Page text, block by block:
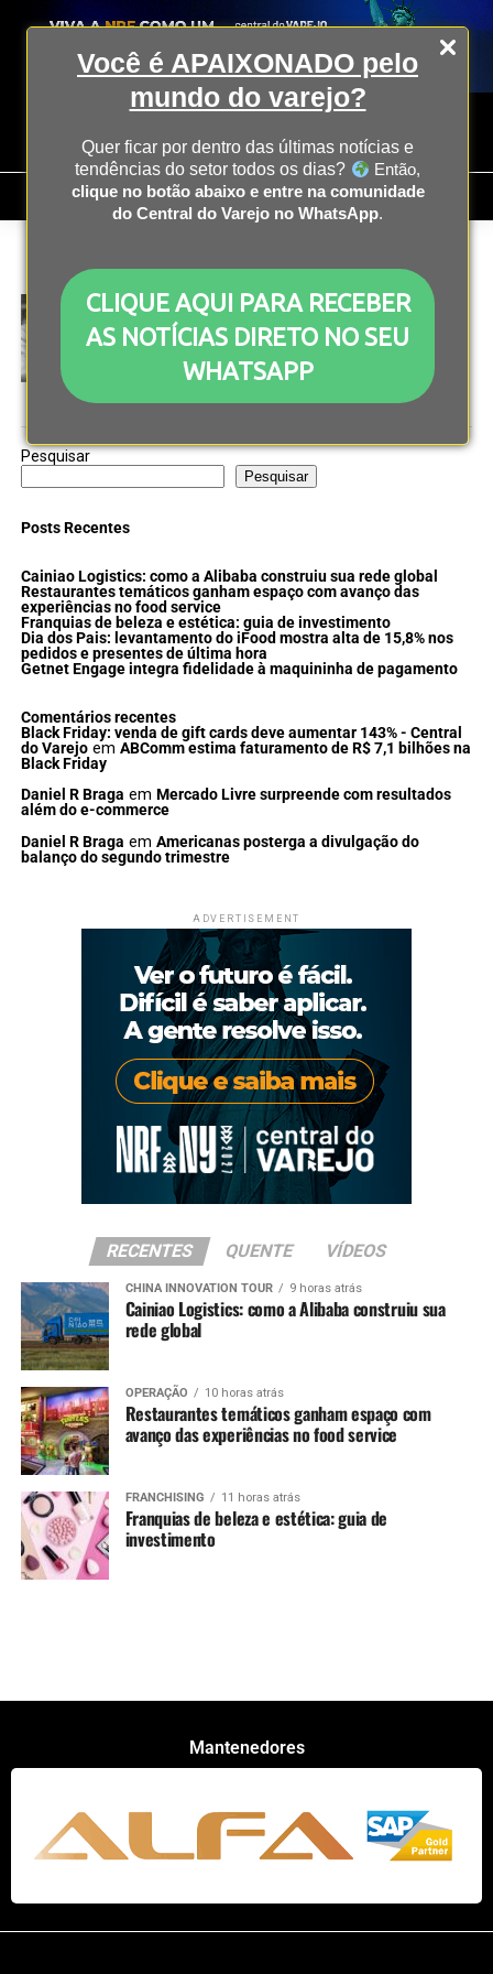
Você é APAIXONADO pelo
mundo do varejo?
Quer ficar por dentro das últimas notícias e
tendências do setor todos os dias?
Então,
clique no botão abaixo e entre na comunidade
do Central do Varejo no WhatsApp.
CLIQUE AQUI PARA RECEBER
AS NOTÍCIAS DIRETO NO SEU
WHATSAPP
All posts tagged "corebiz"
COLUNISTAS 3 anos atrás
App commerce na Black Friday: como transformar
downloads em vendas?
Pesquisar
Pesquisar
Posts Recentes
Cainiao Logistics: como a Alibaba construiu sua rede global
Restaurantes temáticos ganham espaço com avanço das
experiências no food service
Franquias de beleza e estética: guia de investimento
Dia dos Pais: levantamento do iFood mostra alta de 15,8% nos
pedidos e presentes de última hora
Getnet Engage integra fidelidade à maquininha de pagamento
Comentários recentes
Black Friday: venda de gift cards deve aumentar 143% - Central
do Varejoem ABComm estima faturamento de R$ 7,1 bilhões na
Black Friday
Daniel R Braga em Mercado Livre surpreende com resultados
além do e-commerce
Daniel R Braga em Americanas posterga a divulgação do
balanço do segundo trimestre
ADVERTISEMENT
RECENTES QUENTE VÍDEOS
CHINA INNOVATION TOUR 9 horas atrás
Cainiao Logistics: como a Alibaba construiu sua
rede global
OPERAÇÃO 10 horas atrás
Restaurantes temáticos ganham espaço com
avanço das experiências no food service
FRANCHISING 11 horas atrás
Franquias de beleza e estética: guia de
investimento
Mantenedores